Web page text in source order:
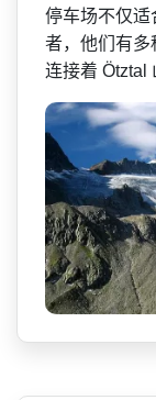
停车场不仅适
者，他们有多
连接着 Ötztal